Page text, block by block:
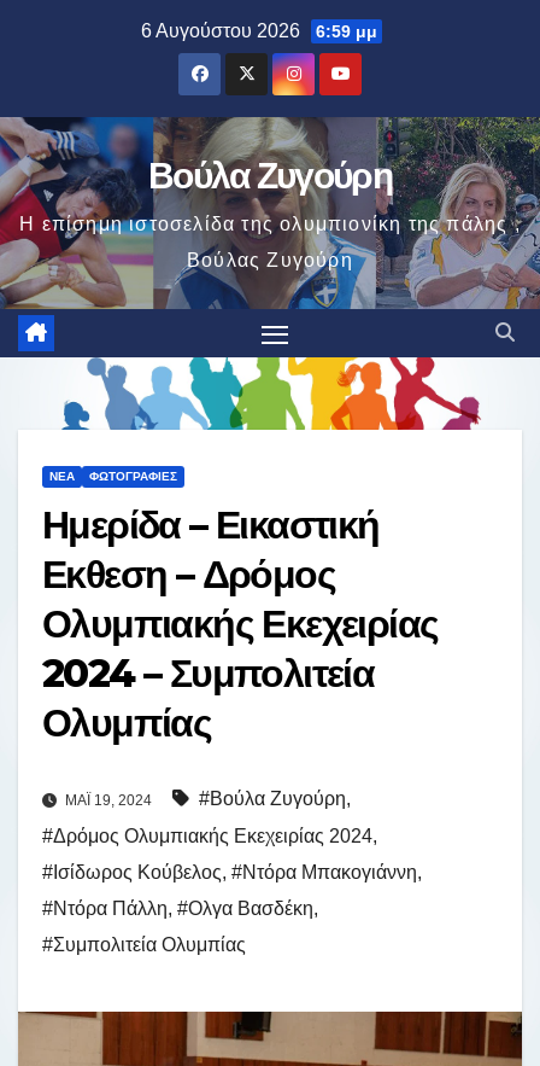
6 Αυγούστου 2026 6:59 μμ
Βούλα Ζυγούρη
Η επίσημη ιστοσελίδα της ολυμπιονίκη της πάλης ,
Βούλας Ζυγούρη
ΝΈΑ ΦΩΤΟΓΡΑΦΊΕΣ
Ημερίδα – Εικαστική
Εκθεση – Δρόμος
Ολυμπιακής Εκεχειρίας
2024 – Συμπολιτεία
Ολυμπίας
ΜΆΙ 19, 2024 #Βούλα Ζυγούρη,
#Δρόμος Ολυμπιακής Εκεχειρίας 2024,
#Ισίδωρος Κούβελος, #Ντόρα Μπακογιάννη,
#Ντόρα Πάλλη, #Ολγα Βασδέκη,
#Συμπολιτεία Ολυμπίας